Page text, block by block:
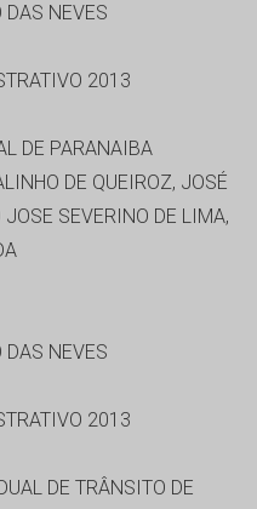
DAS NEVES
2013
DE PARANAIBA
DE QUEIROZ, JOSÉ
SEVERINO DE LIMA,
DAS NEVES
2013
DE TRÂNSITO DE